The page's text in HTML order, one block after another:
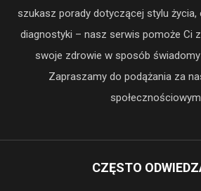
szukasz porady dotyczącej stylu
diagnostyki – nasz serwis pomoże Ci
swoje zdrowie w sposób
Zapraszamy do podążania za
CZĘSTO